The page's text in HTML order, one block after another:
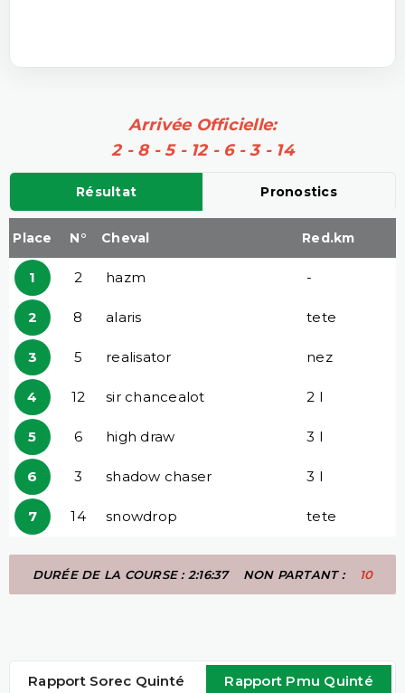
Arrivée Officielle:
2 - 8 - 5 - 12 - 6 - 3 - 14
Résultat Pronostics
Place N° Cheval Red.km
1 2 hazm -
2 8 alaris tete
3 5 realisator nez
4 12 sir chancealot 2 l
5 6 high draw 3 l
6 3 shadow chaser 3 l
7 14 snowdrop tete
DURÉE DE LA COURSE : 2:16:37 NON PARTANT : 10
Rapport Sorec Quinté Rapport Pmu Quinté